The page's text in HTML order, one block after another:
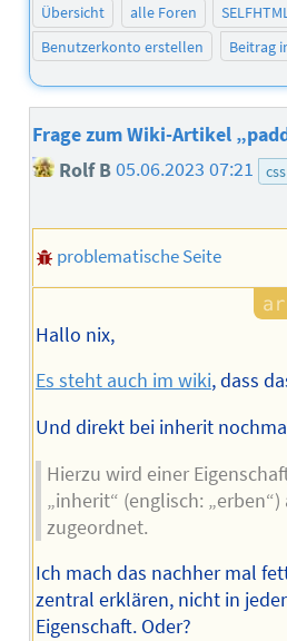
Übersicht alle Foren
Benutzerkonto erstellen
Beitrag
Frage zum Wiki-Artikel
Rolf B05.06.2023 07:21 css
problematische Seite
Hallo nix,
Es steht auch im wiki, dass
Und direkt bei inherit
Hierzu wird einer
„inherit“ (englisch:
zugeordnet.
Ich mach das nachher mal
zentral erklären, nicht in
Eigenschaft. Oder?